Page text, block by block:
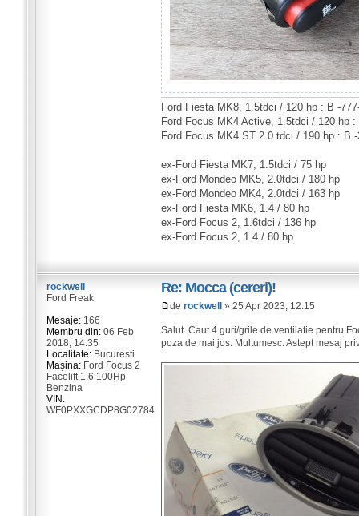
Ford Fiesta MK8, 1.5tdci / 120 hp : B -777-
Ford Focus MK4 Active, 1.5tdci / 120 hp :
Ford Focus MK4 ST 2.0 tdci / 190 hp : B -
ex-Ford Fiesta MK7, 1.5tdci / 75 hp
ex-Ford Mondeo MK5, 2.0tdci / 180 hp
ex-Ford Mondeo MK4, 2.0tdci / 163 hp
ex-Ford Fiesta MK6, 1.4 / 80 hp
ex-Ford Focus 2, 1.6tdci / 136 hp
ex-Ford Focus 2, 1.4 / 80 hp
Re: Mocca (cereri)!
derockwell » 25 Apr 2023, 12:15
Salut. Caut 4 guri/grile de ventilatie pentru
poza de mai jos. Multumesc. Astept mesaj
rockwell
Ford Freak
Mesaje:166
Membru din:06 Feb
2018, 14:35
Localitate:Bucuresti
Maşina:Ford Focus 2
Facelift 1.6 100Hp
Benzina
VIN:
WF0PXXGCDP8G02784